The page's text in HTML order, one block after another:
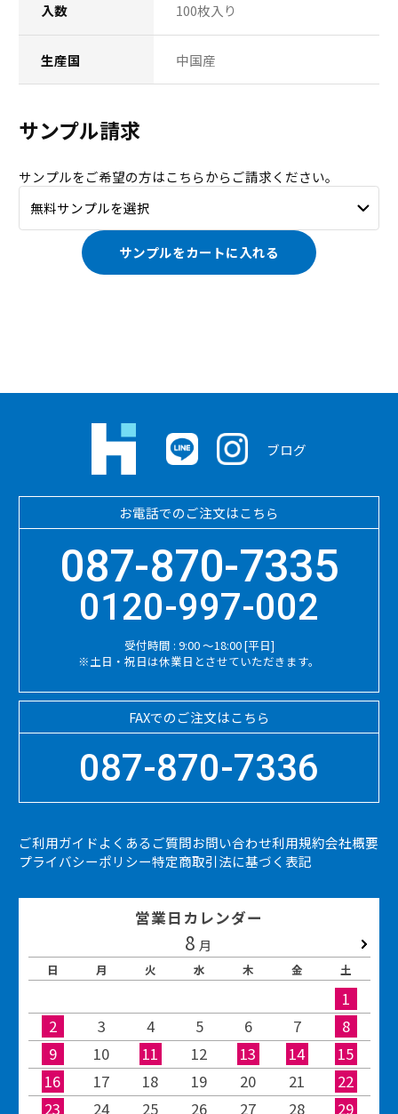
入数 100枚入り
生産国 中国産
サンプル請求
サンプルをご希望の方はこちらからご請求ください。
サンプルをカートに入れる
ブログ
お電話でのご注文はこちら
087-870-7335
0120-997-002
受付時間 : 9:00 ～18:00 [平日]
※土日・祝日は休業日とさせていただきます。
FAXでのご注文はこちら
087-870-7336
ご利用ガイドよくあるご質問お問い合わせ利用規約会社概要
プライバシーポリシー特定商取引法に基づく表記
営業日カレンダー
8 月
日 月 火 水 木 金 土
1
2
3 4 5 6 7
8
9
10 11 12 13 14
15
16
17 18 19 20 21
22
23
24 25 26 27 28 29